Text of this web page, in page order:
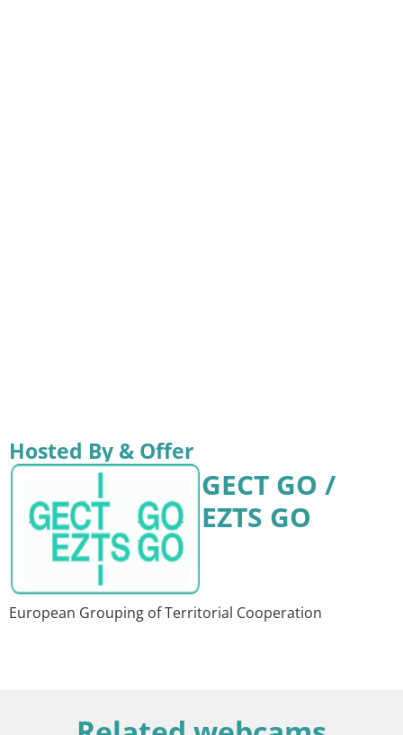
Hosted By & Offer
GECT GO /
EZTS GO
European Grouping of Territorial Cooperation